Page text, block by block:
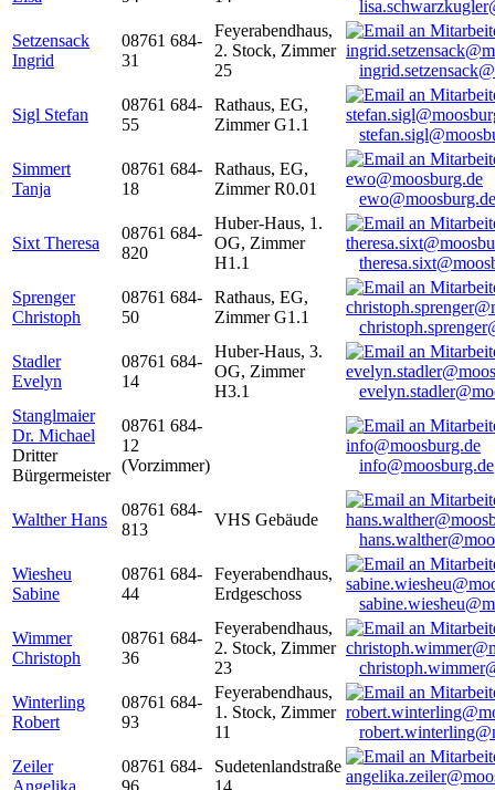
Setzensack
Ingrid
08761 684-
31
Feyerabendhaus,
2. Stock, Zimmer
25
Sigl Stefan
08761 684-
55
Rathaus, EG,
Zimmer G1.1
Simmert
Tanja
08761 684-
18
Rathaus, EG,
Zimmer R0.01
ewo@moosburg.de
Sixt Theresa
08761 684-
820
Huber-Haus, 1.
OG, Zimmer
H1.1
Sprenger
Christoph
08761 684-
50
Rathaus, EG,
Zimmer G1.1
Stadler
Evelyn
08761 684-
14
Huber-Haus, 3.
OG, Zimmer
H3.1
Stanglmaier
Dr. Michael
Dritter
Bürgermeister
08761 684-
12
(Vorzimmer)
info@moosburg.de
Walther Hans
08761 684-
813
VHS Gebäude
Wiesheu
Sabine
08761 684-
44
Feyerabendhaus,
Erdgeschoss
Wimmer
Christoph
08761 684-
36
Feyerabendhaus,
2. Stock, Zimmer
23
Winterling
Robert
08761 684-
93
Feyerabendhaus,
1. Stock, Zimmer
11
Zeiler
Angelika
08761 684-
96
Sudetenlandstraße
14